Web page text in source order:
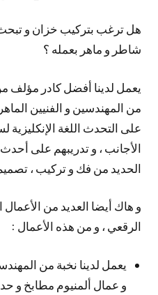
هل ترغب بتركيب خزان و
شاطر و ماهر بعمله ؟
يعمل لدينا أفضل كادر مؤلف
من المهندسين و الفنيين
على التحدث اللغة الإنكليزية
الأجانب ، و تدريبهم على
الحديد من فك و تركيب ،
و هاك أيضا العديد من الأعمال
الرقعي ، و من هذه الأعمال :
يعمل لدينا نخبة من
و عمال ألمنيوم مطابخ و